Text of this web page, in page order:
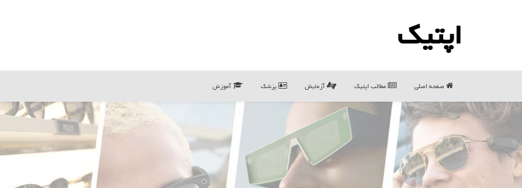
اپتیك
صفحه اصلی مطالب اپتیك آزمایش پزشک آموزش